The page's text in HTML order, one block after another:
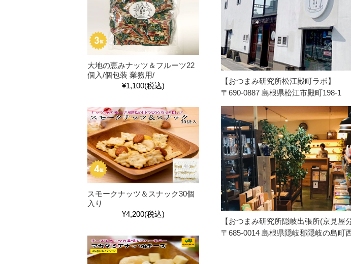
【おつまみ研究所松江殿町ラボ】
〒690-0887 島根県松江市殿町198-1
【おつまみ研究所隠岐出張所(京見屋
〒685-0014 島根県隠岐郡隠岐の島町
大地の恵みナッツ＆フルーツ22
個入/個包装 業務用/
¥1,100(税込)
スモークナッツ＆スナック30個
入り
¥4,200(税込)